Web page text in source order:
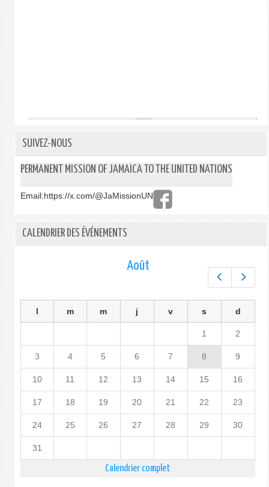
SUIVEZ-NOUS
PERMANENT MISSION OF JAMAICA TO THE UNITED NATIONS
Email:https://x.com/@JaMissionUN
CALENDRIER DES ÉVÉNEMENTS
Préc.
Août
l m m j v s d
1 2
3 4 5 6 7 8 9
10 11 12 13 14 15 16
17 18 19 20 21 22 23
24 25 26 27 28 29 30
31
Calendrier complet